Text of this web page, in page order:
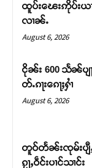
တ်ႇ တူဝ်ႈလု
ဝ်
ထူပ်းၽေးဢိုပ်းယ
လၢၼ်ႉ
August 6, 2026
ငိုၼ်း 600 သႅၼ်ပျ
တ်ႉၵႃးၵေႃႈႁၢႆ
August 6, 2026
တူဝ်တႅၼ်းၸုမ်းပျီ
ၵႂႃႇဝဵင်းပၢင်သၢင်း